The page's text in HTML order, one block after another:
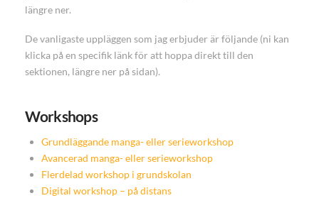
längre ner.
De vanligaste uppläggen som jag erbjuder är följande (ni kan
klicka på en specifik länk för att hoppa direkt till den
sektionen, längre ner på sidan).
Workshops
Grundläggande manga- eller serieworkshop
Avancerad manga- eller serieworkshop
Flerdelad workshop i grundskolan
Digital workshop – på distans